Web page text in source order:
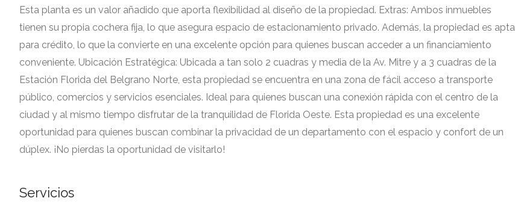
Esta planta es un valor añadido que aporta flexibilidad al diseño de la propiedad. Extras: Ambos inmuebles
tienen su propia cochera fija, lo que asegura espacio de estacionamiento privado. Además, la propiedad es apta
para crédito, lo que la convierte en una excelente opción para quienes buscan acceder a un financiamiento
conveniente. Ubicación Estratégica: Ubicada a tan solo 2 cuadras y media de la Av. Mitre y a 3 cuadras de la
Estación Florida del Belgrano Norte, esta propiedad se encuentra en una zona de fácil acceso a transporte
público, comercios y servicios esenciales. Ideal para quienes buscan una conexión rápida con el centro de la
ciudad y al mismo tiempo disfrutar de la tranquilidad de Florida Oeste. Esta propiedad es una excelente
oportunidad para quienes buscan combinar la privacidad de un departamento con el espacio y confort de un
dúplex. ¡No pierdas la oportunidad de visitarlo!
Servicios